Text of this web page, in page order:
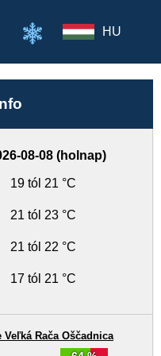
HU
08-08 (holnap)
19 tól 21 °C
21 tól 23 °C
21 tól 22 °C
17 tól 21 °C
Veľká Rača Oščadnica